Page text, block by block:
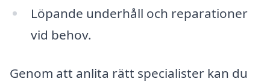
Löpande underhåll och reparationer
vid behov.
Genom att anlita rätt specialister kan du